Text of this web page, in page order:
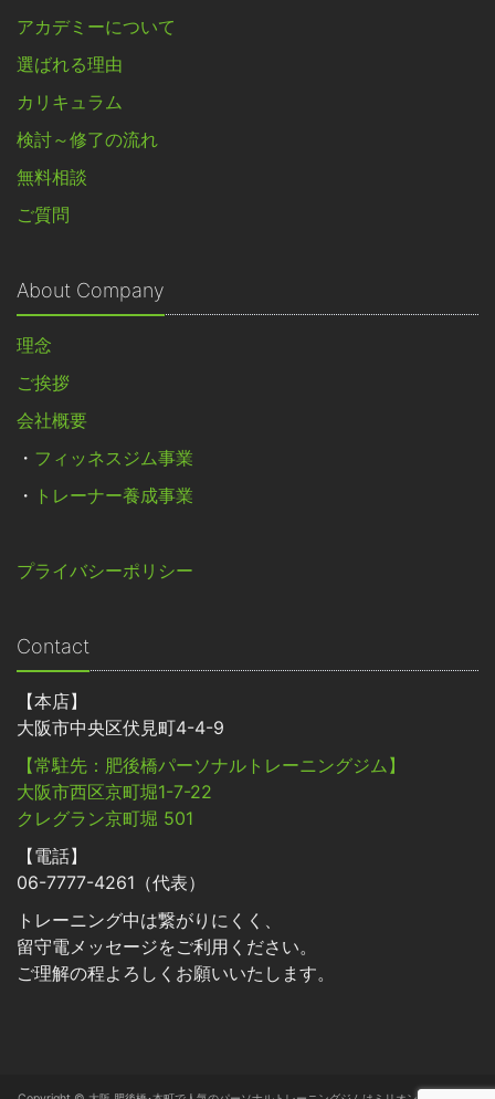
アカデミーについて
選ばれる理由
カリキュラム
検討～修了の流れ
無料相談
ご質問
About Company
理念
ご挨拶
会社概要
・ フィッネスジム事業
・ トレーナー養成事業
プライバシーポリシー
Contact
【本店】
大阪市中央区伏見町4-4-9
【常駐先：肥後橋パーソナルトレーニングジム】
大阪市西区京町堀1-7-22
クレグラン京町堀 501
【電話】
06-7777-4261（代表）
トレーニング中は繋がりにくく、
留守電メッセージをご利用ください。
ご理解の程よろしくお願いいたします。